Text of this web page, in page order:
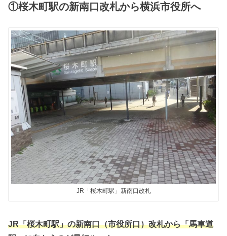
①桜木町駅の新南口改札から横浜市役所へ
JR「桜木町駅」新南口改札
JR「桜木町駅」の新南口（市役所口）改札から「馬車道